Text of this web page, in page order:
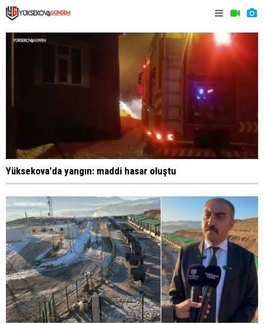
Yüksekova'da yangın: maddi hasar oluştu